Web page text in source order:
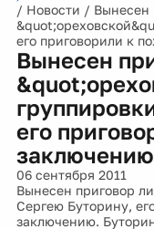
/ Новости / Вынесен
его приговорили к
Вынесен
его
заключению
06 сентября 2011
Вынесен приговор
Сергею Буторину,
заключению.